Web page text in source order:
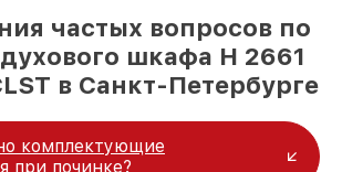
частых вопросов по
шкафа H 2661
в Санкт-Петербурге
комплектующие
при починке?